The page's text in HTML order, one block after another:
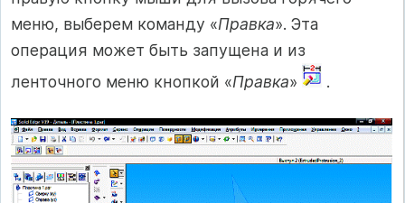
меню, выберем команду «Правка». Эта
операция может быть запущена и из
ленточного меню кнопкой «Правка» .